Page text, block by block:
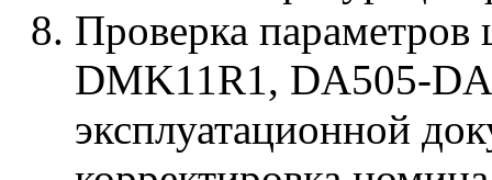
Проверка
DMK11R1, DA505-
эксплуатационной